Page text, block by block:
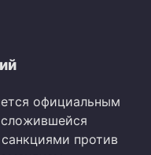
официальным
против